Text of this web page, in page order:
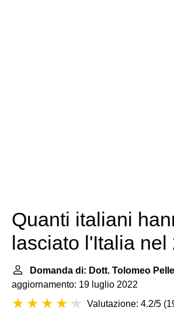
Quanti italiani
lasciato l'Italia nel
Domanda di: Dott. Tolomeo
aggiornamento: 19 luglio 2022
Valutazione: 4.2/5 (